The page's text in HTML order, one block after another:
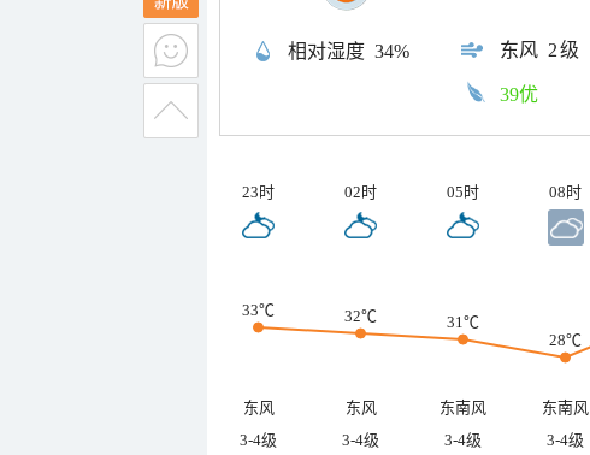
相对湿度 34% 东风 2级
39优
23时 02时 05时 08时
33℃ 32℃
31℃
28℃
东风 东风 东南风 东南风
3-4级
3-4级 3-4级 3-4级